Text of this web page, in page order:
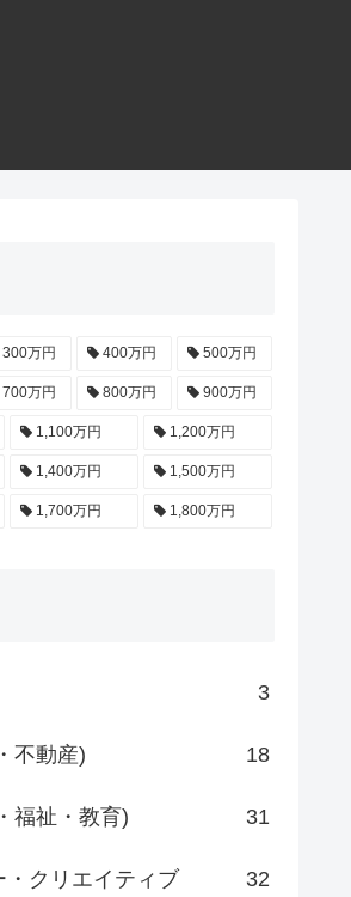
300万円 400万円 500万円
700万円 800万円 900万円
1,100万円 1,200万円
1,400万円 1,500万円
1,700万円 1,800万円
3
不動産) 18
福祉・教育) 31
・クリエイティブ 32